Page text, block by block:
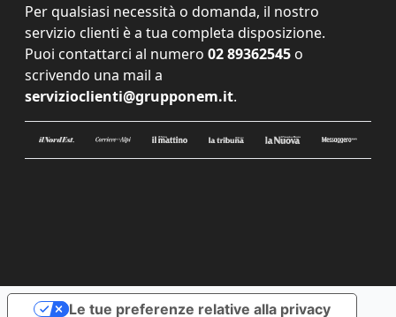
Per qualsiasi necessità o domanda, il nostro
servizio clienti è a tua completa disposizione.
Puoi contattarci al numero 02 89362545 o
scrivendo una mail a
servizioclienti@grupponem.it.
Le tue preferenze relative alla privacy